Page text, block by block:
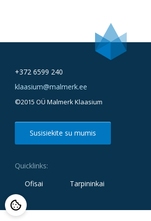
+372 6599 240
klaasium@malmerk.ee
©2015 OÜ Malmerk Klaasium
Susisiekite su mumis
Quicklinks:
Ofisai
Tarpininkai